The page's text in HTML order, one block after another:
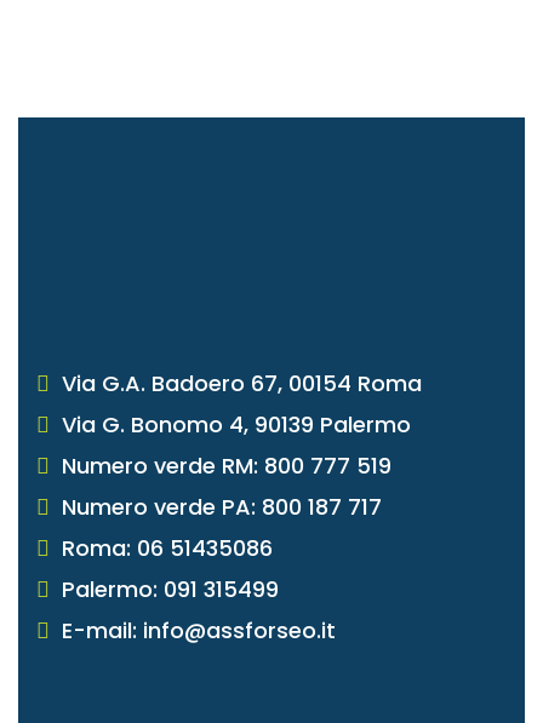
Via G.A. Badoero 67, 00154 Roma
Via G. Bonomo 4, 90139 Palermo
Numero verde RM: 800 777 519
Numero verde PA: 800 187 717
Roma: 06 51435086
Palermo: 091 315499
E-mail: info@assforseo.it